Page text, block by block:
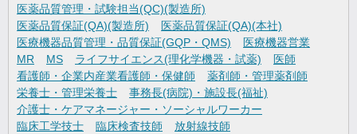
医薬品質管理・試験担当(QC)(製造所)
医薬品質保証(QA)(製造所)
医薬品質保証(QA)(本社)
医療機器品質管理・品質保証(GQP・QMS)
医療機器営業
MR
MS ライフサイエンス(理化学機器・試薬)
医師
看護師・企業内産業看護師・保健師
薬剤師・管理薬剤師
栄養士・管理栄養士
事務長(病院)・施設長(福祉)
介護士・ケアマネージャー・ソーシャルワーカー
臨床工学技士
臨床検査技師
放射線技師